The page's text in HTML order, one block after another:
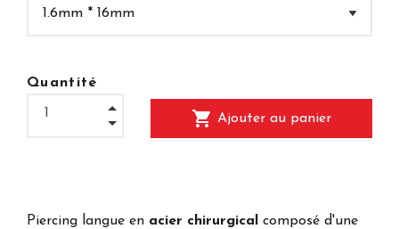
Quantité
shopping_cart Ajouter au panier
Piercing langue en acier chirurgical
composé d'une